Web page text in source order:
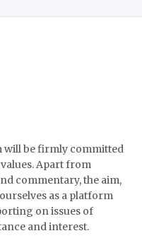
will be firmly committed
Apart from
commentary, the aim,
as a platform
on issues of
and interest.